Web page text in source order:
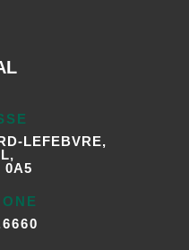
LEFEBVRE,
0A5